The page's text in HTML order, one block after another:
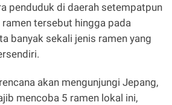
penduduk di daerah setempatpun
tersebut hingga pada
banyak sekali jenis ramen yang
akan mengunjungi Jepang,
mencoba 5 ramen lokal ini,